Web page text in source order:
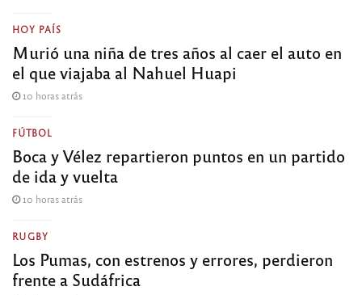
HOY PAÍS
Murió una niña de tres años al caer el auto en
el que viajaba al Nahuel Huapi
10 horas atrás
FÚTBOL
Boca y Vélez repartieron puntos en un partido
de ida y vuelta
10 horas atrás
RUGBY
Los Pumas, con estrenos y errores, perdieron
frente a Sudáfrica